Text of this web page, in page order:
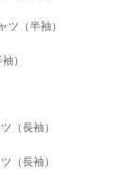
ツ（半袖）
）
（長袖）
（長袖）